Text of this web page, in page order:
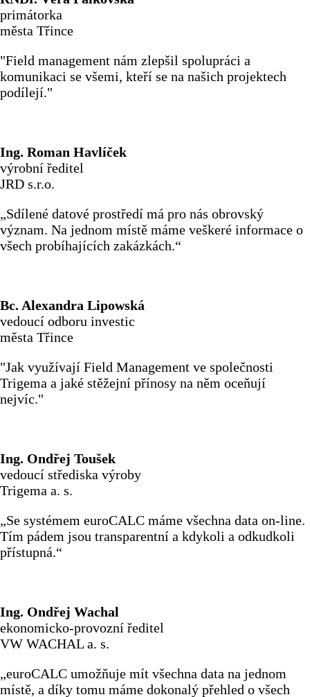
primátorka
města Třince
"Field management nám zlepšil spolupráci a
komunikaci se všemi, kteří se na našich projektech
podílejí."
Ing. Roman Havlíček
výrobní ředitel
JRD s.r.o.
„Sdílené datové prostředí má pro nás obrovský
význam. Na jednom místě máme veškeré informace o
všech probíhajících zakázkách.“
Bc. Alexandra Lipowská
vedoucí odboru investic
města Třince
"Jak využívají Field Management ve společnosti
Trigema a jaké stěžejní přínosy na něm oceňují
nejvíc."
Ing. Ondřej Toušek
vedoucí střediska výroby
Trigema a. s.
„Se systémem euroCALC máme všechna data on-line.
Tím pádem jsou transparentní a kdykoli a odkudkoli
přístupná.“
Ing. Ondřej Wachal
ekonomicko-provozní ředitel
VW WACHAL a. s.
„euroCALC umožňuje mít všechna data na jednom
místě, a díky tomu máme dokonalý přehled o všech